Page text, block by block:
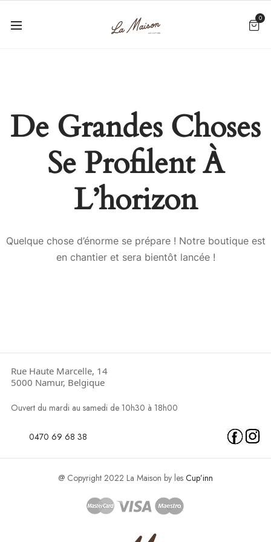
0
De Grandes Choses
Se Profilent À
L’horizon
Quelque chose d’énorme se prépare ! Notre boutique est
en chantier et sera bientôt lancée !
Rue Haute Marcelle, 14
5000 Namur, Belgique
Ouvert du mardi au samedi de 10h30 à 18h00
0470 69 68 38
@ Copyright 2022 La Maison by les Cup’inn